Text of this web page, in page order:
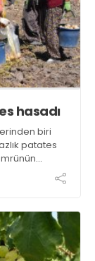
hasadı
biri
patates
belirtti